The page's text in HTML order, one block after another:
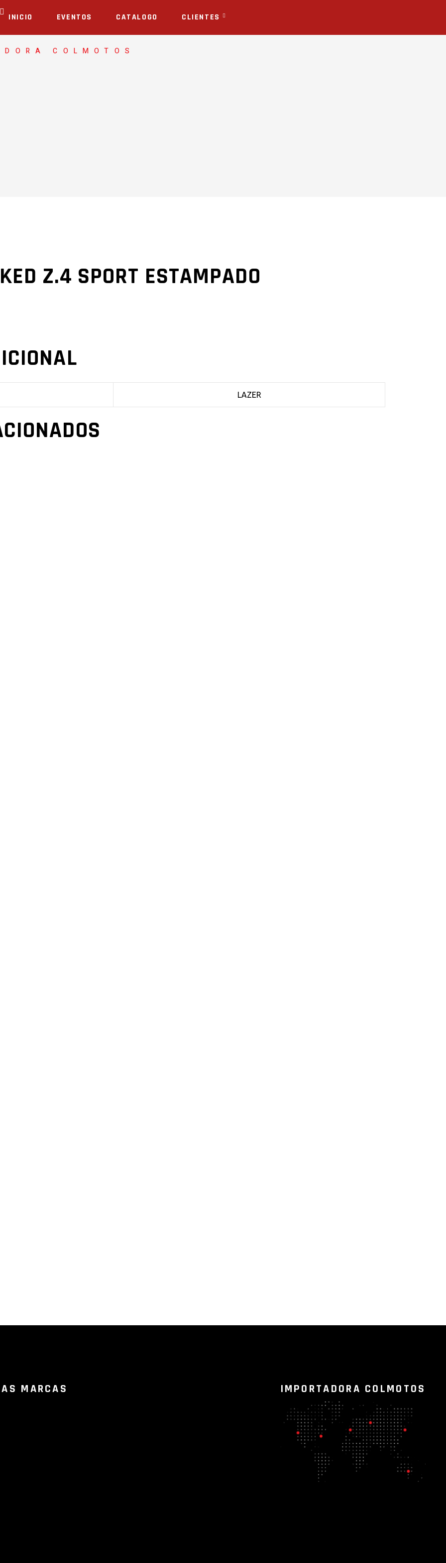
INICIO EVENTOS CATALOGO CLIENTES
COLMOTOS
Z.4 SPORT ESTAMPADO
LAZER
MARCAS IMPORTADORA COLMOTOS